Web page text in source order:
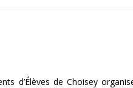
d’Élèves de Choisey